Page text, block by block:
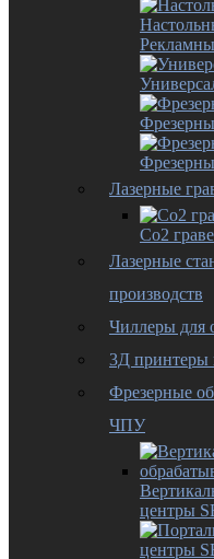
Лазерные
Co2
Лазерные
производств
Чиллеры для
3Д принтеры
Фрезерные
ЧПУ
центры